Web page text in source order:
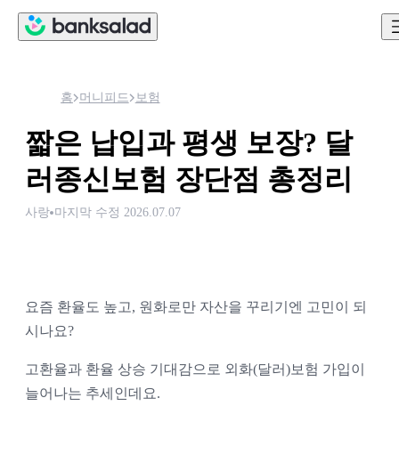
홈 머니피드 보험
짧은 납입과 평생 보장? 달
러종신보험 장단점 총정리
사랑 마지막 수정 2026.07.07
요즘 환율도 높고, 원화로만 자산을 꾸리기엔 고민이 되
시나요?
고환율과 환율 상승 기대감으로 외화(달러)보험 가입이
늘어나는 추세인데요.